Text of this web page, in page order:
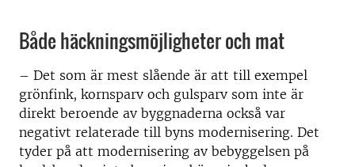
Både häckningsmöjligheter och mat
– Det som är mest slående är att till exempel
grönfink, kornsparv och gulsparv som inte är
direkt beroende av byggnaderna också var
negativt relaterade till byns modernisering. Det
tyder på att modernisering av bebyggelsen på